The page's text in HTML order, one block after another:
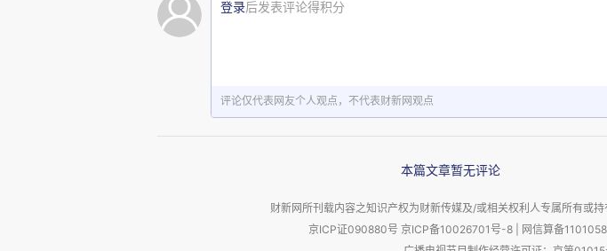
用电气的杰夫·伊梅尔特、微软的史蒂夫·鲍尔默和苹果的蒂姆·库克也不
伦敦一家高管猎头公司Veni Partners的董事会决策咨询负责人约翰·
和那些顶着英雄光环的前辈相比，这些继任者的表现“只可能逊色”（they
究其原因，保守的公司董事通常对新任CEO的要求会高得多。可惜
登录后发表评论得积分
评论仅代表网友个人观点，不代表财新网观点
本篇文章暂无评论
财新网所刊载内容之知识产权为财新传媒及/或相关权利人专属所有或
京ICP证090880号 京ICP备10026701号-8 网信算备